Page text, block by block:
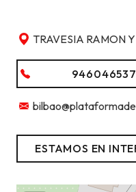
TRAVESIA RAMON
946046537
ESTAMOS EN